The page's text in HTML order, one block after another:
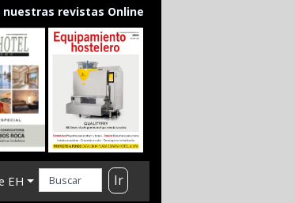
nuestras revistas Online
EH Ir